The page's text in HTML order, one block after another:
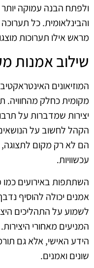
ולפתח הבנה עמוקה
והבינלאומית. כל
מראש אילו תערוכות
שילוב אמנות
המוזיאונים
מקומית כחלק מהחוויה.
יצירות שמדברות על
הקהל לחשוב על
הם לא רק מקום לתצוגה,
עכשוויות.
השתתפות באירועים
אמנים יכולה להוסיף נדבך
לשמוע על התהליכים
המניעים מאחורי
הידע האישי, אלא גם
שונים ואמנים.